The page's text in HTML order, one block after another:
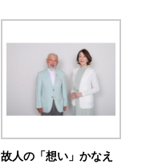
故人の「想い」かなえ